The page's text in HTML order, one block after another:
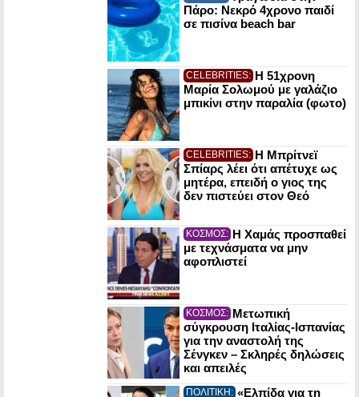
Πάρο: Νεκρό 4χρονο παιδί
σε πισίνα beach bar
CELEBRITIES: Η 51χρονη
Μαρία Σολωμού με γαλάζιο
μπικίνι στην παραλία (φωτο)
CELEBRITIES: Η Μπρίτνεϊ
Σπίαρς λέει ότι απέτυχε ως
μητέρα, επειδή ο γιος της
δεν πιστεύει στον Θεό
ΚΟΣΜΟΣ: Η Χαμάς προσπαθεί
με τεχνάσματα να μην
αφοπλιστεί
ΚΟΣΜΟΣ: Μετωπική
σύγκρουση Ιταλίας-Ισπανίας
για την αναστολή της
Σένγκεν – Σκληρές δηλώσεις
και απειλές
ΠΟΛΙΤΙΚΗ: «Ελπίδα για τη